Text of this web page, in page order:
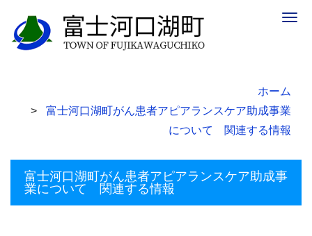
ホーム
富士河口湖町がん患者アピアランスケア助成事業
について 関連する情報
富士河口湖町がん患者アピアランスケア助成事
業について 関連する情報